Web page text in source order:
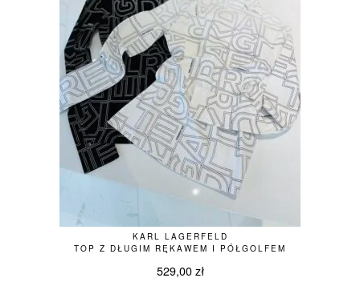
KARL LAGERFELD
TOP Z DŁUGIM RĘKAWEM I PÓŁGOLFEM
529,00 zł